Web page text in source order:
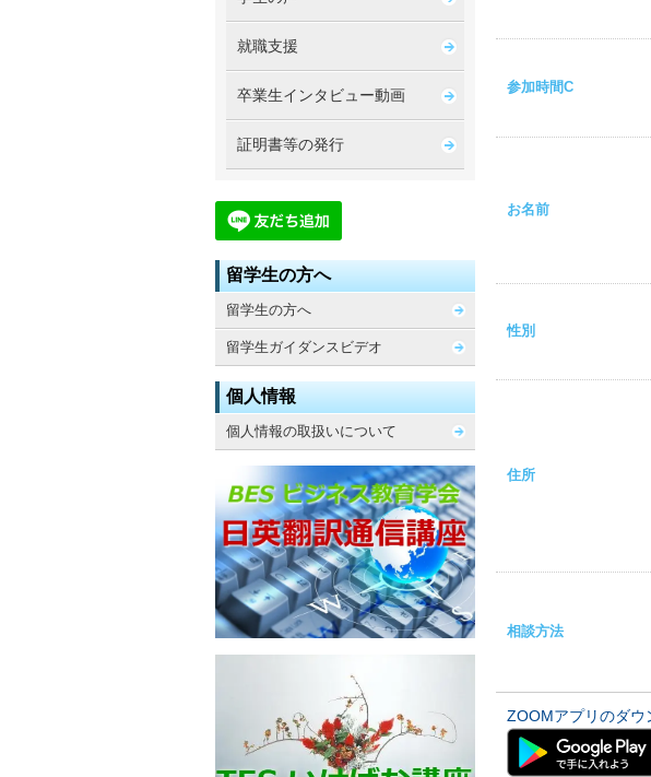
参加時間C
お名前
性別
住所
相談方法
ZOOMアプリのダウ
就職支援
卒業生インタビュー動画
証明書等の発行
留学生の方へ
留学生の方へ
留学生ガイダンスビデオ
個人情報
個人情報の取扱いについて